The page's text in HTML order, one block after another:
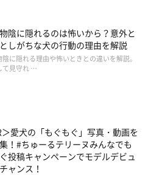
クター 戸田美由紀先生
陰に隠れるのは怖いから？意外と
しがちな犬の行動の理由を解説
陰に隠れる理由や怖いときとの違いを解説。
て見守れ …
＞愛犬の「もぐもぐ」写真・動画を
！#ちゅーるテリーヌみんなでも
投稿キャンペーンでモデルデビュ
ャンス！